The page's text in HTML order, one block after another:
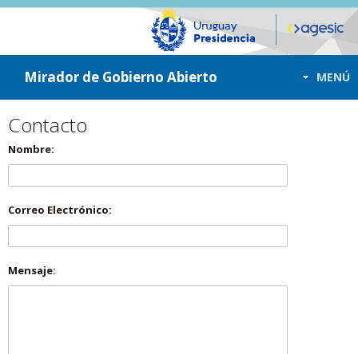
ir a contenido
ir al menú
Mirador de Gobierno Abierto MENÚ
Contacto
Nombre:
Correo Electrónico:
Mensaje: